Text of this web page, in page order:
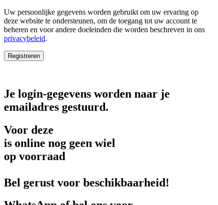
Uw persoonlijke gegevens worden gebruikt om uw ervaring op
deze website te ondersteunen, om de toegang tot uw account te
beheren en voor andere doeleinden die worden beschreven in ons
privacybeleid.
Registreren
Je login-gegevens worden naar je
emailadres gestuurd.
Voor deze
is online nog geen wiel
op voorraad
Bel gerust voor beschikbaarheid!